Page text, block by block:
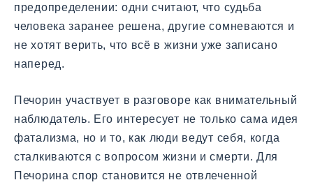
предопределении: одни считают, что судьба
человека заранее решена, другие сомневаются и
не хотят верить, что всё в жизни уже записано
наперед.
Печорин участвует в разговоре как внимательный
наблюдатель. Его интересует не только сама идея
фатализма, но и то, как люди ведут себя, когда
сталкиваются с вопросом жизни и смерти. Для
Печорина спор становится не отвлеченной